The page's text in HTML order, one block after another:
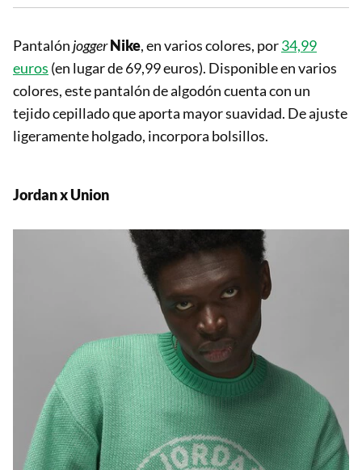
Pantalón joggerNike, en varios colores, por34,99
euros (en lugar de 69,99 euros). Disponible en varios
colores, este pantalón de algodón cuenta con un
tejido cepillado que aporta mayor suavidad. De ajuste
ligeramente holgado, incorpora bolsillos.
Jordan x Union